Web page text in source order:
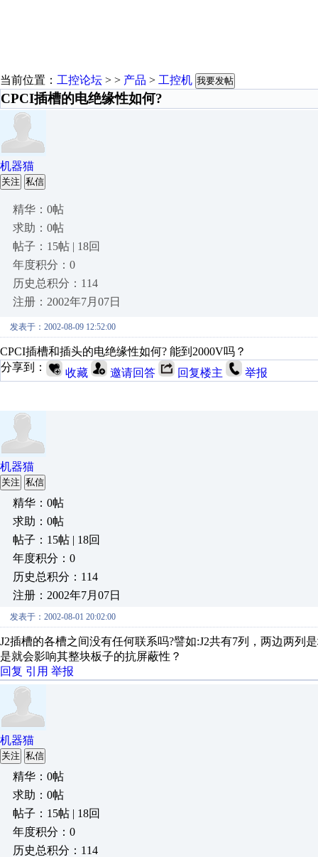
当前位置： 工控论坛 > > 产品 > 工控机 我要发帖
CPCI插槽的电绝缘性如何?
机器猫
关注 私信
精华：0帖
求助：0帖
帖子：15帖 | 18回
年度积分：0
历史总积分：114
注册：2002年7月07日
发表于：2002-08-09 12:52:00
CPCI插槽和插头的电绝缘性如何? 能到2000V吗？
分享到：
收藏 邀请回答 回复楼主 举报
机器猫
关注 私信
精华：0帖
求助：0帖
帖子：15帖 | 18回
年度积分：0
历史总积分：114
注册：2002年7月07日
发表于：2002-08-01 20:02:00
J2插槽的各槽之间没有任何联系吗?譬如:J2共有7列，两边两列
是就会影响其整块板子的抗屏蔽性？
回复 引用 举报
机器猫
关注 私信
精华：0帖
求助：0帖
帖子：15帖 | 18回
年度积分：0
历史总积分：114